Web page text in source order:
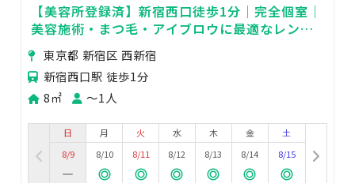
【美容所登録済】新宿西口徒歩1分｜完全個室｜
美容施術・まつ毛・アイブロウに最適なレンタ
ルサロン
東京都 新宿区 西新宿
新宿西口駅 徒歩1分
8㎡
〜1人
日
8/9
月
8/10
火
8/11
水
8/12
木
8/13
金
8/14
土
8/15